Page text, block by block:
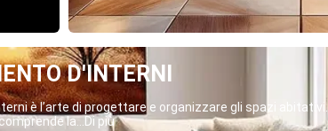
D'INTERNI
è l’arte di progettare e organizzare gli spazi abitativi.
la...Di più